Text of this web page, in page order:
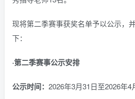
现将第二季赛事获奖名单予以公示，
下：
·第二季赛事公示安排
公示时间： 2026年3月31日至2026年4